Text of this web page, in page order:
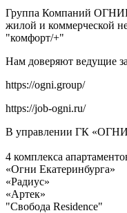
Группа Компаний
жилой и коммерческой
"комфорт/+"
Нам доверяют ведущие
https://ogni.group/
https://job-ogni.ru/
В управлении ГК
4 комплекса
«Огни Екатеринбурга»
«Радиус»
«Артек»
"Свобода Residence"